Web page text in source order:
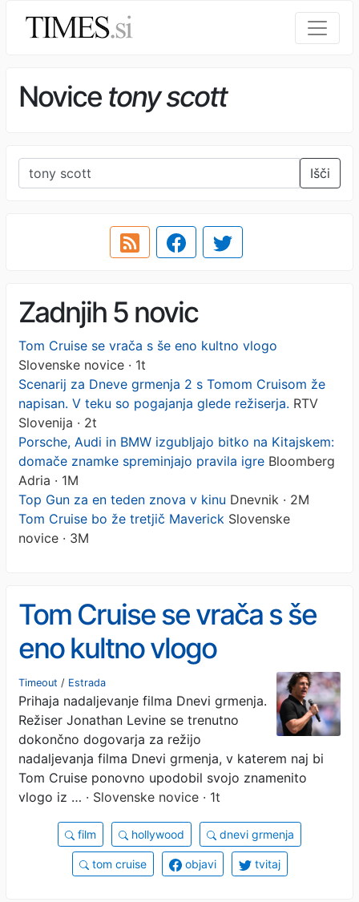
Novice tony scott
Išči
Zadnjih 5 novic
Tom Cruise se vrača s še eno kultno vlogo
Slovenske novice · 1t
Scenarij za Dneve grmenja 2 s Tomom Cruisom že
napisan. V teku so pogajanja glede režiserja. RTV
Slovenija · 2t
Porsche, Audi in BMW izgubljajo bitko na Kitajskem:
domače znamke spreminjajo pravila igre Bloomberg
Adria · 1M
Top Gun za en teden znova v kinu Dnevnik · 2M
Tom Cruise bo že tretjič Maverick Slovenske
novice · 3M
Tom Cruise se vrača s še
eno kultno vlogo
Timeout / Estrada
Prihaja nadaljevanje filma Dnevi grmenja.
Režiser Jonathan Levine se trenutno
dokončno dogovarja za režijo
nadaljevanja filma Dnevi grmenja, v katerem naj bi
Tom Cruise ponovno upodobil svojo znamenito
vlogo iz … · Slovenske novice · 1t
film hollywood dnevi grmenja
tom cruise objavi tvitaj